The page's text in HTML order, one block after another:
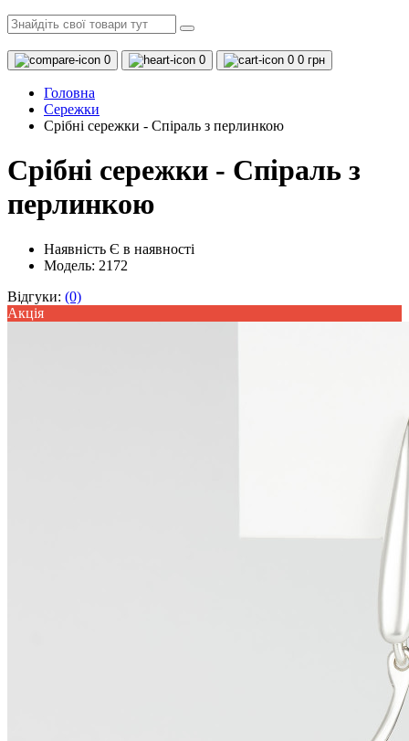
0 0 0 0 грн
Головна
Сережки
Срібні сережки - Спіраль з перлинкою
Срібні сережки - Спіраль з
перлинкою
Наявність Є в наявності
Модель: 2172
Відгуки: (0)
Акцiя